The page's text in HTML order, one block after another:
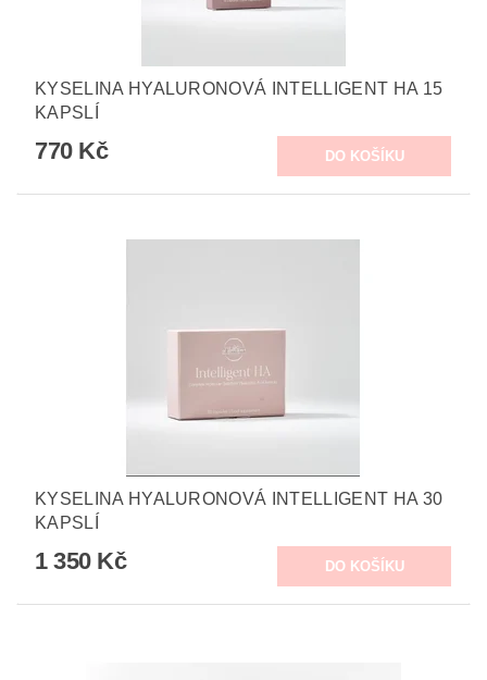
KYSELINA HYALURONOVÁ INTELLIGENT HA 15
KAPSLÍ
770 Kč
KYSELINA HYALURONOVÁ INTELLIGENT HA 30
KAPSLÍ
1 350 Kč